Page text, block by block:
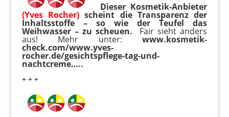
Dieser Kosmetik-Anbieter
(Yves Rocher)scheint die Transparenz der
Inhaltsstoffe – so wie der Teufel das
Weihwasser – zu scheuen. Fair sieht anders
aus! Mehr unter:www.kosmetik-
check.com/www.yves-
rocher.de/gesichtspflege-tag-und-
nachtcreme…..
+ + +